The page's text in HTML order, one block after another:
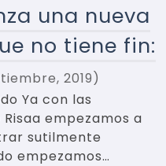
una nueva
no tiene fin:
2019
Ya con las
empezamos a
sutilmente
empezamos…